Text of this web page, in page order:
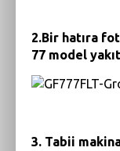
2.Bir hatıra
77 model
3. Tabii